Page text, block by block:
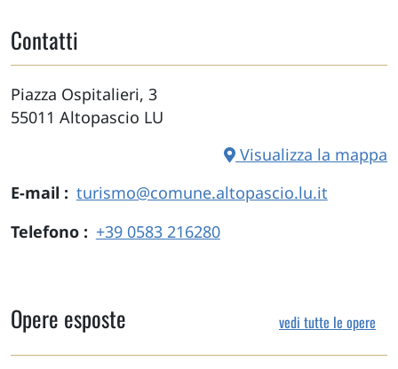
Contatti
Piazza Ospitalieri, 3
55011 Altopascio LU
Visualizza la mappa
E-mail
turismo@comune.altopascio.lu.it
Telefono
+39 0583 216280
Opere esposte vedi tutte le opere